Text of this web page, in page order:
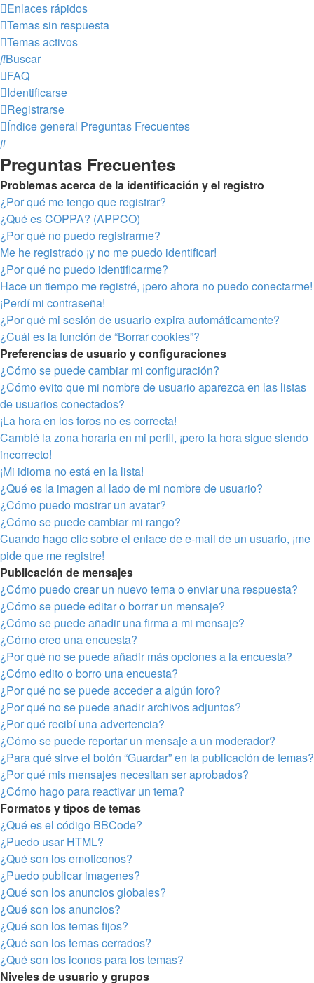
Enlaces rápidos
Temas sin respuesta
Temas activos
Buscar
FAQ
Identificarse
Registrarse
Índice general Preguntas Frecuentes
Buscar
Preguntas Frecuentes
Problemas acerca de la identificación y el registro
¿Por qué me tengo que registrar?
¿Qué es COPPA? (APPCO)
¿Por qué no puedo registrarme?
Me he registrado ¡y no me puedo identificar!
¿Por qué no puedo identificarme?
Hace un tiempo me registré, ¡pero ahora no puedo conectarme!
¡Perdí mi contraseña!
¿Por qué mi sesión de usuario expira automáticamente?
¿Cuál es la función de “Borrar cookies”?
Preferencias de usuario y configuraciones
¿Cómo se puede cambiar mi configuración?
¿Cómo evito que mi nombre de usuario aparezca en las listas
de usuarios conectados?
¡La hora en los foros no es correcta!
Cambié la zona horaria en mi perfil, ¡pero la hora sigue siendo
incorrecto!
¡Mi idioma no está en la lista!
¿Qué es la imagen al lado de mi nombre de usuario?
¿Cómo puedo mostrar un avatar?
¿Cómo se puede cambiar mi rango?
Cuando hago clic sobre el enlace de e-mail de un usuario, ¡me
pide que me registre!
Publicación de mensajes
¿Cómo puedo crear un nuevo tema o enviar una respuesta?
¿Cómo se puede editar o borrar un mensaje?
¿Cómo se puede añadir una firma a mi mensaje?
¿Cómo creo una encuesta?
¿Por qué no se puede añadir más opciones a la encuesta?
¿Cómo edito o borro una encuesta?
¿Por qué no se puede acceder a algún foro?
¿Por qué no se puede añadir archivos adjuntos?
¿Por qué recibí una advertencia?
¿Cómo se puede reportar un mensaje a un moderador?
¿Para qué sirve el botón “Guardar” en la publicación de temas?
¿Por qué mis mensajes necesitan ser aprobados?
¿Cómo hago para reactivar un tema?
Formatos y tipos de temas
¿Qué es el código BBCode?
¿Puedo usar HTML?
¿Qué son los emoticonos?
¿Puedo publicar imagenes?
¿Qué son los anuncios globales?
¿Qué son los anuncios?
¿Qué son los temas fijos?
¿Qué son los temas cerrados?
¿Qué son los iconos para los temas?
Niveles de usuario y grupos